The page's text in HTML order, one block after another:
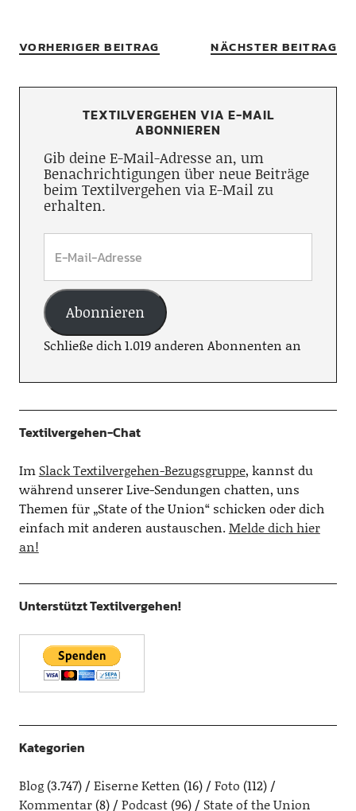
VORHERIGER BEITRAG NÄCHSTER BEITRAG
TEXTILVERGEHEN VIA E-MAIL
ABONNIEREN
Gib deine E-Mail-Adresse an, um
Benachrichtigungen über neue Beiträge
beim Textilvergehen via E-Mail zu
erhalten.
Abonnieren
Schließe dich 1.019 anderen Abonnenten an
Textilvergehen-Chat
Im Slack Textilvergehen-Bezugsgruppe, kannst du
während unserer Live-Sendungen chatten, uns
Themen für „State of the Union“ schicken oder dich
einfach mit anderen austauschen.Melde dich hier
an!
Unterstützt Textilvergehen!
Kategorien
Blog(3.747) Eiserne Ketten (16) Foto (112)
Kommentar(8) Podcast(96) State of the Union